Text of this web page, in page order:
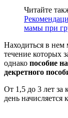
Читайте
мамы при
Находиться в нем
течение которых
однако пособие
декретного
От 1,5 до 3 лет за
день начисляется